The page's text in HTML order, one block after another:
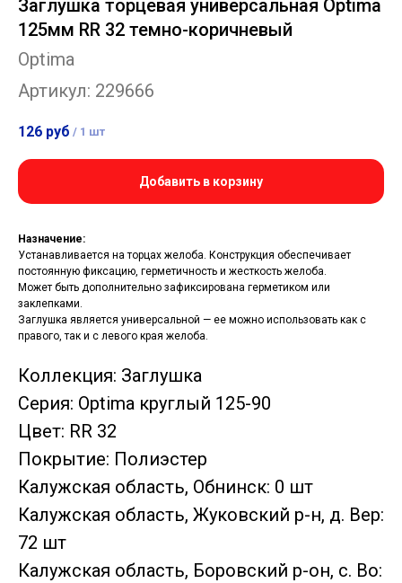
Заглушка торцевая универсальная Optima
125мм RR 32 темно-коричневый
Optima
Артикул: 229666
126 руб / 1 шт
Добавить в корзину
Назначение:
Устанавливается на торцах желоба. Конструкция обеспечивает
постоянную фиксацию, герметичность и жесткость желоба.
Может быть дополнительно зафиксирована герметиком или
заклепками.
Заглушка является универсальной — ее можно использовать как с
правого, так и с левого края желоба.
Коллекция: Заглушка
Серия: Optima круглый 125-90
Цвет: RR 32
Покрытие: Полиэстер
Калужская область, Обнинск: 0 шт
Калужская область, Жуковский р-н, д. Вер:
72 шт
Калужская область, Боровский р-он, с. Во: